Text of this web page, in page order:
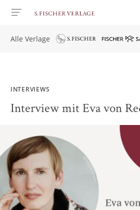
Alle Verlage
INTERVIEWS
Interview mit Eva von